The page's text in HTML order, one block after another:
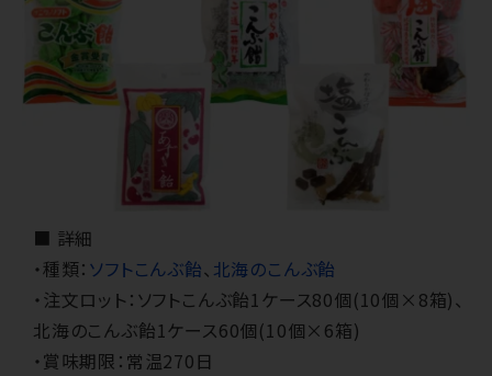
■ 詳細
・種類： ソフトこんぶ飴、 北海のこんぶ飴
・注文ロット：ソフトこんぶ飴1ケース80個(10個×8箱)、
北海のこんぶ飴1ケース60個(10個×6箱)
・賞味期限：常温270日